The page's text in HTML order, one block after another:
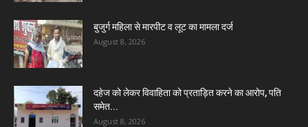
बुजुर्ग महिला से मारपीट व लूट का मामला दर्ज
August 8, 2026
दहेज को लेकर विवाहिता को प्रताड़ित करने का आरोप, पति
समेत...
August 8, 2026